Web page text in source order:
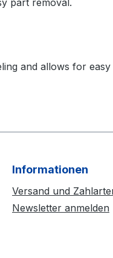
and allows for
Informationen
Versand und
Newsletter anmelden